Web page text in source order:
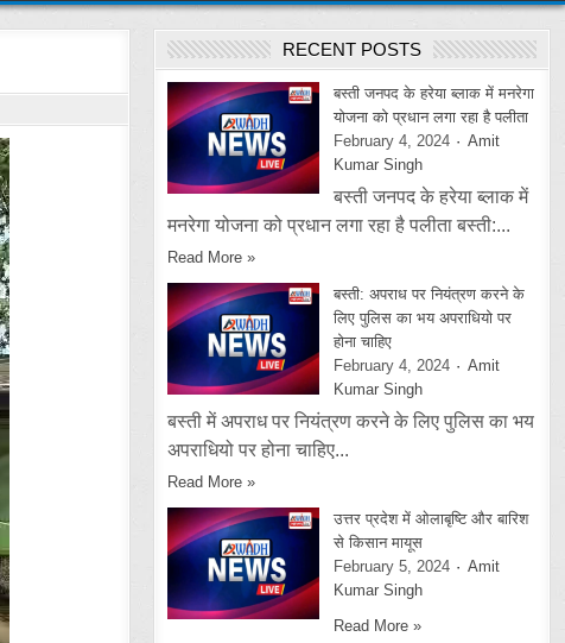
RECENT POSTS
बस्ती जनपद के हरेया ब्लाक में मनरेगा
योजना को प्रधान लगा रहा है पलीता
February 4, 2024
Amit
Kumar Singh
बस्ती जनपद के हरेया ब्लाक में
मनरेगा योजना को प्रधान लगा रहा है पलीता बस्ती:...
Read More »
बस्ती: अपराध पर नियंत्रण करने के
लिए पुलिस का भय अपराधियो पर
होना चाहिए
February 4, 2024
Amit
Kumar Singh
बस्ती में अपराध पर नियंत्रण करने के लिए पुलिस का भय
अपराधियो पर होना चाहिए...
Read More »
उत्तर प्रदेश में ओलाबृष्टि और बारिश
से किसान मायूस
February 5, 2024
Amit
Kumar Singh
Read More »